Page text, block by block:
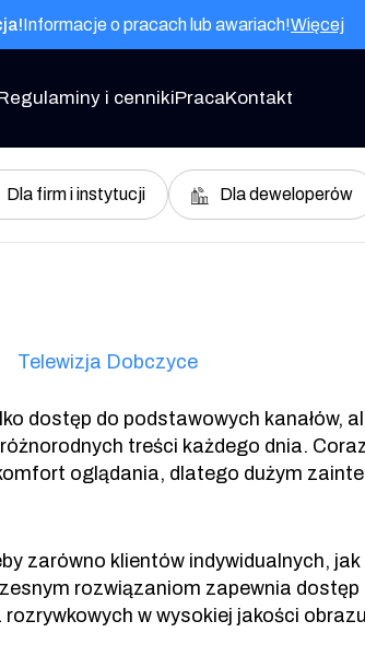
Informacje o pracach lub awariach!Więcej
i cennikiPracaKontakt
Dla firm i instytucji Dla deweloperów
Telewizja Dobczyce
dostęp do podstawowych kanałów,
treści każdego dnia.
oglądania, dlatego dużym
zarówno klientów indywidualnych,
rozwiązaniom zapewnia dostęp
w wysokiej jakości